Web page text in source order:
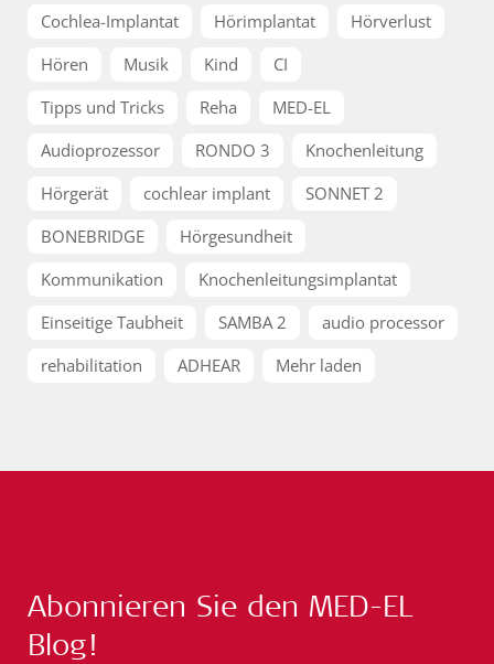
Cochlea-Implantat Hörimplantat
Hörverlust
Hören
Musik Kind
CI
Tipps und Tricks
Reha
MED-EL
Audioprozessor
RONDO 3
Knochenleitung
Hörgerät
cochlear implant
SONNET 2
BONEBRIDGE
Hörgesundheit
Kommunikation
Knochenleitungsimplantat
Einseitige Taubheit
SAMBA 2
audio processor
rehabilitation
ADHEAR Mehr laden
Abonnieren Sie den MED-EL
Blog!